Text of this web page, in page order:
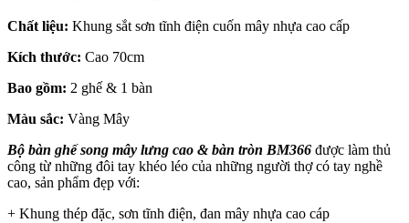
Chất liệu: Khung sắt sơn tĩnh điện cuốn mây nhựa cao cấp
Kích thước: Cao 70cm
Bao gồm: 2 ghế & 1 bàn
Màu sắc: Vàng Mây
Bộ bàn ghế song mây lưng cao & bàn tròn BM366 được làm thủ
công từ những đôi tay khéo léo của những người thợ có tay nghề
cao, sản phẩm đẹp với:
+ Khung thép đặc, sơn tĩnh điện, đan mây nhựa cao cáp